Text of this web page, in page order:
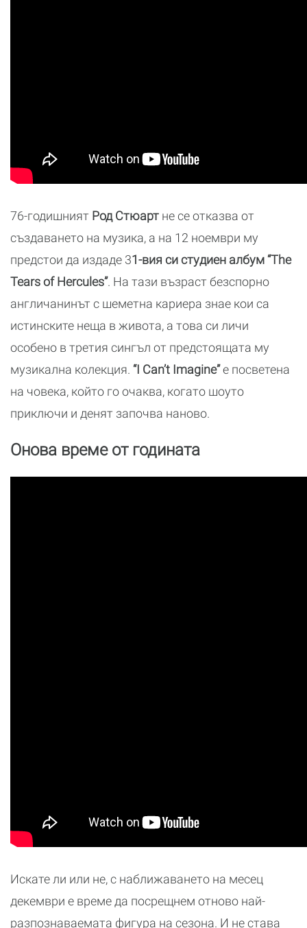
76-годишният Род Стюарт не се отказва от
създаването на музика, а на 12 ноември му
предстои да издаде 31-вия си студиен албум “The
Tears of Hercules”. На тази възраст безспорно
англичанинът с шеметна кариера знае кои са
истинските неща в живота, а това си личи
особено в третия сингъл от предстоящата му
музикална колекция. “I Can’t Imagine”е посветена
на човека, който го очаква, когато шоуто
приключи и денят започва наново.
Онова време от годината
Искате ли или не, с наближаването на месец
декември e време да посрещнем отново най-
разпознаваемата фигура на сезона. И не става